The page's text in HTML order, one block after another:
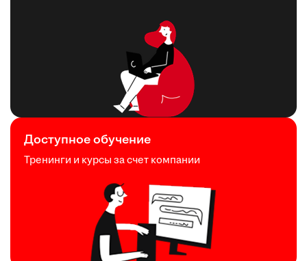
Доступное обучение
Тренинги и курсы за счет компании